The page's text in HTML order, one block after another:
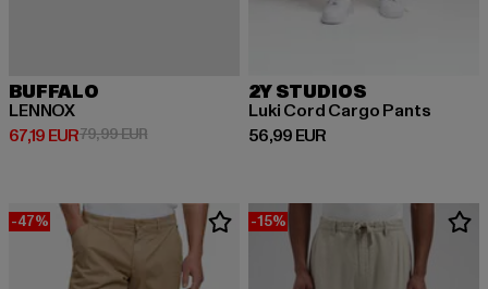
BUFFALO
LENNOX
67,19 EUR
Derzeitiger Preis: 67,19 EUR
79,99 EURAktionspreis: 79,99 EUR
2Y STUDIOS
Luki Cord Cargo Pants
56,99 EUR
Derzeitiger Preis: 56,99 EUR
-47% -15%